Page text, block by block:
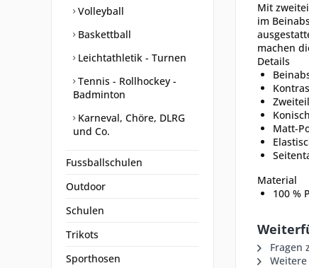
Volleyball
Baskettball
Leichtathletik - Turnen
Tennis - Rollhockey -
Badminton
Karneval, Chöre, DLRG
und Co.
Fussballschulen
Outdoor
Schulen
Trikots
Sporthosen
Mit
im
machen
Details
Matt-
Material
100 %
Fragen
Weitere